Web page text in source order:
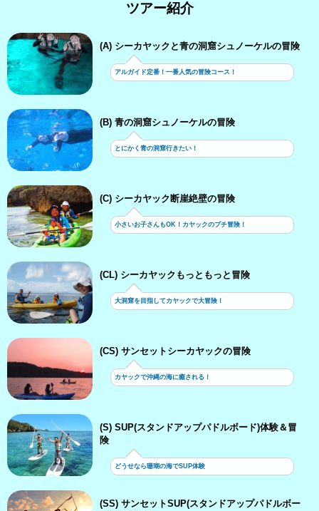
ツアー紹介
(A) シーカヤックと青の洞窟シュノーケルの冒険
アルガイド定番！一番人気の冒険コース！
(B) 青の洞窟シュノーケルの冒険
とにかく青の洞窟行きたい！
(C) シーカヤック断崖絶壁の冒険
小さいお子さんもOK！カヤックのプチ冒険！
(CL) シーカヤックもっともっと冒険
大洞窟を目指してカヤックで大冒険！
(CS) サンセットシーカヤックの冒険
カヤックで沖縄の海に癒される！
(S) SUP(スタンドアップパドルボード)体験＆冒
険
どうせなら珊瑚の海でSUP体験
(SS) サンセットSUP(スタンドアップパドルボー